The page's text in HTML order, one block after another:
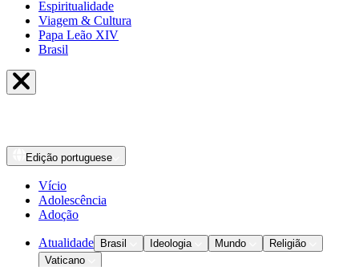
Espiritualidade
Viagem & Cultura
Papa Leão XIV
Brasil
Edição portuguese
Vício
Adolescência
Adoção
Atualidade Brasil Ideologia Mundo
Religião
Vaticano